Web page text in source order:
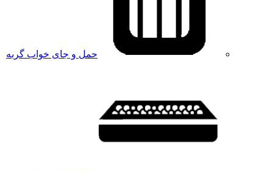
حمل و جای خواب گربه